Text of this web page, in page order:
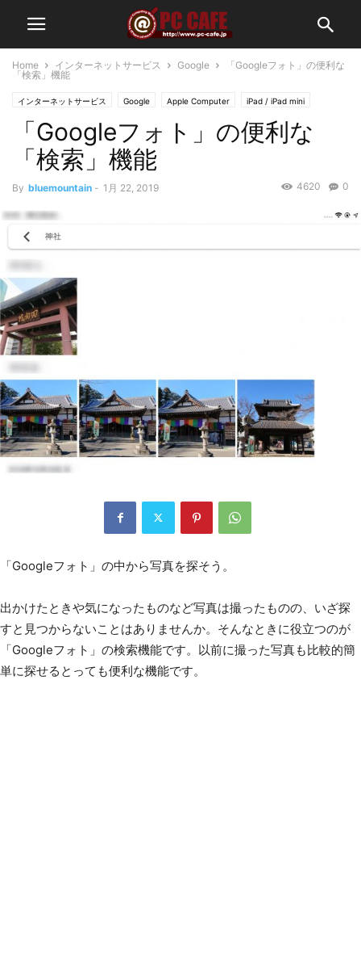
Home インターネットサービス Google
「Googleフォト」の便利な
「検索」機能
インターネットサービス Google Apple Computer iPad / iPad mini
Googleクラウド iPhone お知らせ
「Googleフォト」の便利な
「検索」機能
By bluemountain - 1月 22, 2019 0
4620
「Googleフォト」の中から写真を探そう。
出かけたときや気になったものなど写真は撮ったものの、いざ探
すと見つからないことはありませんか。そんなときに役立つのが
「Googleフォト」の検索機能です。以前に撮った写真も比較的簡
単に探せるとっても便利な機能です。